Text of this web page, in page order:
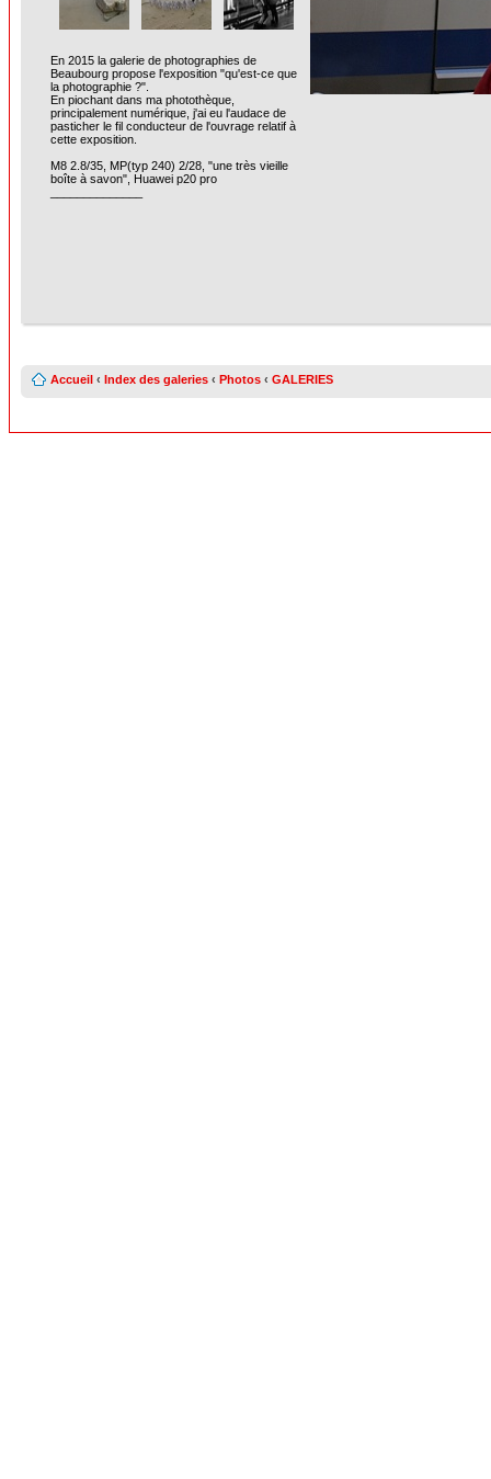
En 2015 la galerie de photographies de
Beaubourg propose l'exposition "qu'est-ce que
la photographie ?".
En piochant dans ma photothèque,
principalement numérique, j'ai eu l'audace de
pasticher le fil conducteur de l'ouvrage relatif à
cette exposition.
M8 2.8/35, MP(typ 240) 2/28, "une très vieille
boîte à savon", Huawei p20 pro
Accueil ‹ Index des galeries ‹ Photos ‹ GALERIES